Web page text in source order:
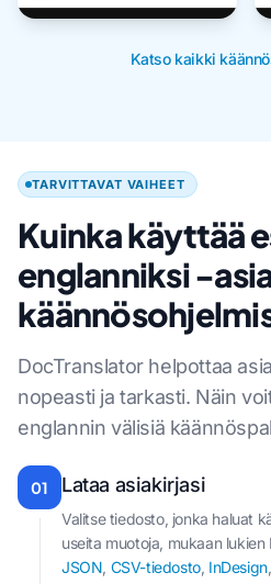
Katso kaikki
TARVITTAVAT VAIHEET
Kuinka käyttää
englanniksi -
DocTranslator helpottaa
nopeasti ja tarkasti. Näin
englannin välisiä
01 Lataa asiakirjasi
Valitse tiedosto, jonka haluat
useita muotoja, mukaan lukien
JSON, CSV-tiedosto, InDesign